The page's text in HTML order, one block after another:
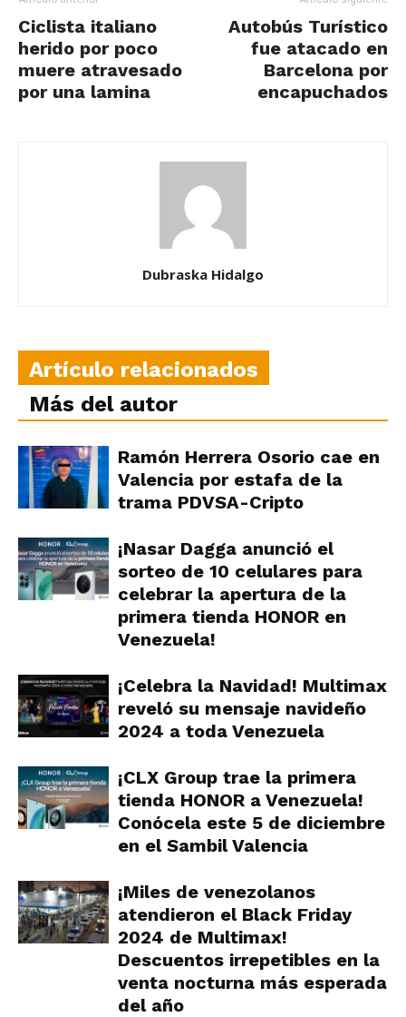
Ciclista italiano
herido por poco
muere atravesado
por una lamina
Autobús Turístico
fue atacado en
Barcelona por
encapuchados
Dubraska Hidalgo
Artículo relacionados
Más del autor
Ramón Herrera Osorio cae en
Valencia por estafa de la
trama PDVSA-Cripto
¡Nasar Dagga anunció el
sorteo de 10 celulares para
celebrar la apertura de la
primera tienda HONOR en
Venezuela!
¡Celebra la Navidad! Multimax
reveló su mensaje navideño
2024 a toda Venezuela
¡CLX Group trae la primera
tienda HONOR a Venezuela!
Conócela este 5 de diciembre
en el Sambil Valencia
¡Miles de venezolanos
atendieron el Black Friday
2024 de Multimax!
Descuentos irrepetibles en la
venta nocturna más esperada
del año